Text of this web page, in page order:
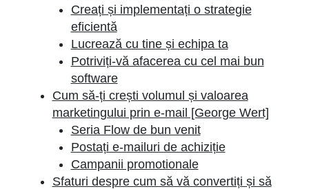
Creați și implementați o strategie
eficientă
Lucrează cu tine și echipa ta
Potriviți-vă afacerea cu cel mai bun
software
Cum să-ți crești volumul și valoarea
marketingului prin e-mail [George Wert]
Seria Flow de bun venit
Postați e-mailuri de achiziție
Campanii promotionale
Sfaturi despre cum să vă convertiți și să